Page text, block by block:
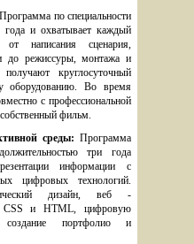
Программа по специальности
года и охватывает каждый
написания сценария,
до режиссуры, монтажа и
круглосуточный
оборудованию. Во время
с профессиональной
фильм.
среды: Программа
три года
информации с
цифровых технологий.
дизайн, веб -
CSS и HTML, цифровую
создание портфолио и